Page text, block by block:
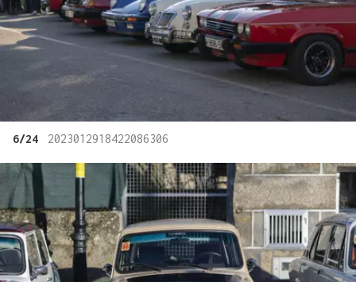
6/24 2023012918422086306